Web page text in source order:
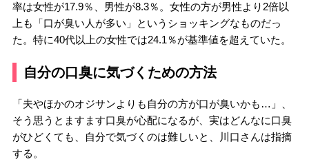
率は女性が17.9％、男性が8.3％。女性の方が男性より2倍以
上も「口が臭い人が多い」というショッキングなものだっ
た。特に40代以上の女性では24.1％が基準値を超えていた。
自分の口臭に気づくための方法
「夫やほかのオジサンよりも自分の方が口が臭いかも…」、
そう思うとますます口臭が心配になるが、実はどんなに口臭
がひどくても、自分で気づくのは難しいと、川口さんは指摘
する。